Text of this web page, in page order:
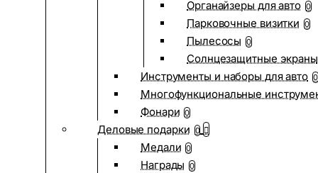
Органайзеры для авто 0
Парковочные визитки 0
Пылесосы 0
Солнцезащитные экраны
Инструменты и наборы для авто 0
Многофункциональные
Фонари 0
Деловые подарки 0
Медали 0
Награды 0